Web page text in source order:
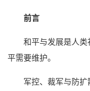
前言
和平与发展是人
平需要维护。
军控、裁军与防